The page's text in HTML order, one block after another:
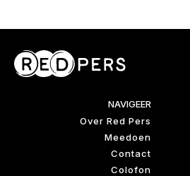
NAVIGEER
Over Red Pers
Meedoen
Contact
Colofon